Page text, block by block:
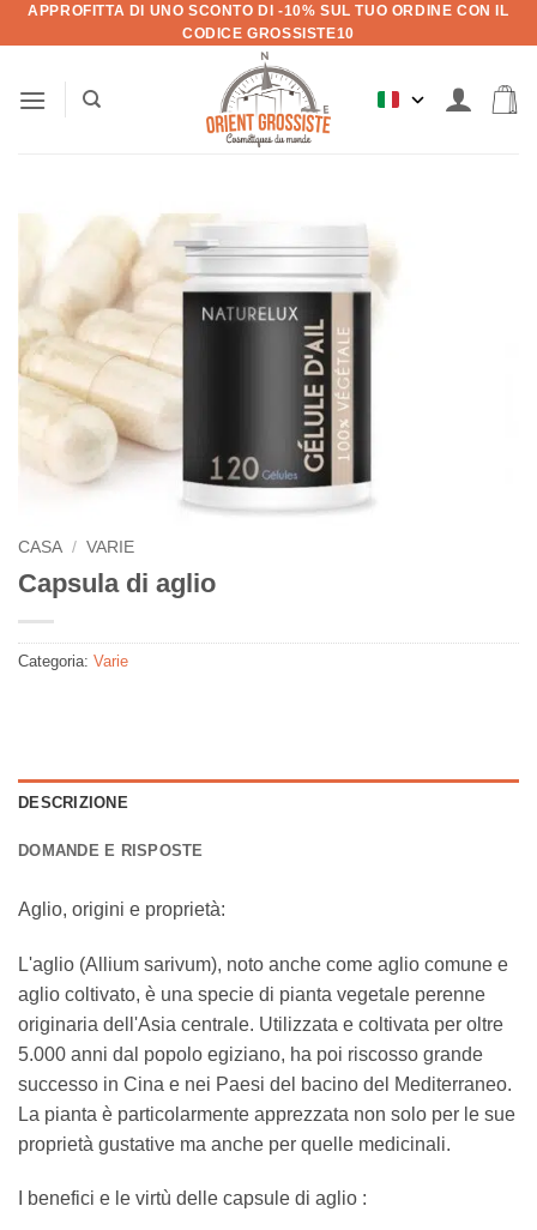
Salta
ai
APPROFITTA DI UNO SCONTO DI -10% SUL TUO ORDINE CON IL
CODICE GROSSISTE10
CASA / VARIE
Capsula di aglio
Categoria: Varie
DESCRIZIONE
DOMANDE E RISPOSTE
Aglio, origini e proprietà:
L'aglio (Allium sarivum), noto anche come aglio comune e
aglio coltivato, è una specie di pianta vegetale perenne
originaria dell'Asia centrale. Utilizzata e coltivata per oltre
5.000 anni dal popolo egiziano, ha poi riscosso grande
successo in Cina e nei Paesi del bacino del Mediterraneo.
La pianta è particolarmente apprezzata non solo per le sue
proprietà gustative ma anche per quelle medicinali.
I benefici e le virtù delle capsule di aglio :